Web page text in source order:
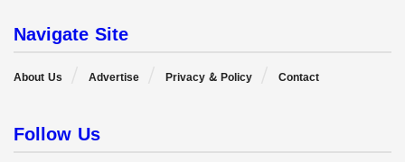
Navigate Site
About Us Advertise Privacy & Policy Contact
Follow Us